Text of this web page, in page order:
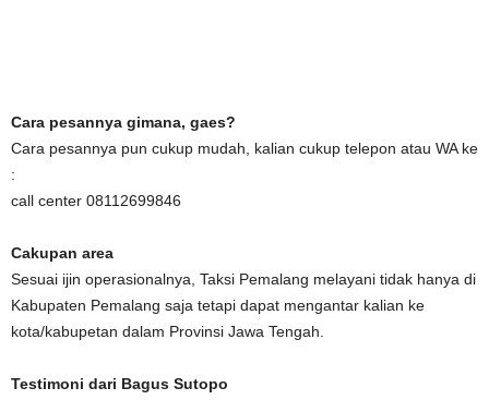
Cara pesannya gimana, gaes?
Cara pesannya pun cukup mudah, kalian cukup telepon atau WA ke
:
call center 08112699846
Cakupan area
Sesuai ijin operasionalnya, Taksi Pemalang melayani tidak hanya di
Kabupaten Pemalang saja tetapi dapat mengantar kalian ke
kota/kabupetan dalam Provinsi Jawa Tengah.
Testimoni dari Bagus Sutopo